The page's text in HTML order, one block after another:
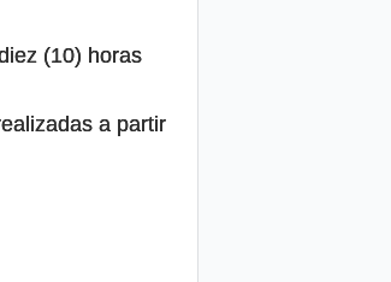
(10) horas
a partir